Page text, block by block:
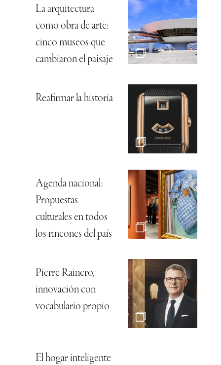
La arquitectura
como obra de arte:
cinco museos que
cambiaron el paisaje
Reafirmar la historia
Agenda nacional:
Propuestas
culturales en todos
los rincones del país
Pierre Rainero,
innovación con
vocabulario propio
El hogar inteligente